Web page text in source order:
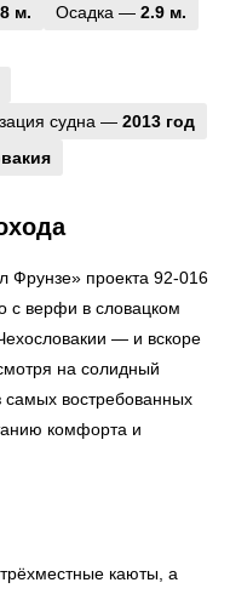
м. Осадка — 2.9 м.
судна — 2013 год
Фрунзе» проекта 92-016
с верфи в словацком
— и вскоре
на солидный
самых востребованных
комфорта и
каюты, а